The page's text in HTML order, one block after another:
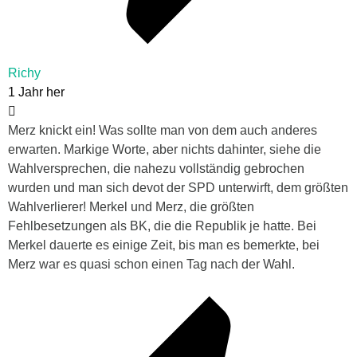
Richy
1 Jahr her
Merz knickt ein! Was sollte man von dem auch anderes
erwarten. Markige Worte, aber nichts dahinter, siehe die
Wahlversprechen, die nahezu vollständig gebrochen
wurden und man sich devot der SPD unterwirft, dem größten
Wahlverlierer! Merkel und Merz, die größten
Fehlbesetzungen als BK, die die Republik je hatte. Bei
Merkel dauerte es einige Zeit, bis man es bemerkte, bei
Merz war es quasi schon einen Tag nach der Wahl.